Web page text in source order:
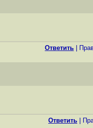
Ответить
Ответить